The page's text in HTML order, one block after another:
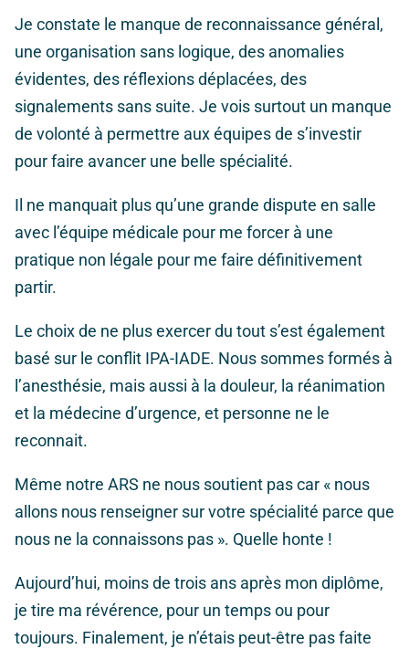
Je constate le manque de reconnaissance général,
une organisation sans logique, des anomalies
évidentes, des réflexions déplacées, des
signalements sans suite. Je vois surtout un manque
de volonté à permettre aux équipes de s’investir
pour faire avancer une belle spécialité.
Il ne manquait plus qu’une grande dispute en salle
avec l’équipe médicale pour me forcer à une
pratique non légale pour me faire définitivement
partir.
Le choix de ne plus exercer du tout s’est également
basé sur le conflit IPA-IADE. Nous sommes formés à
l’anesthésie, mais aussi à la douleur, la réanimation
et la médecine d’urgence, et personne ne le
reconnait.
Même notre ARS ne nous soutient pas car « nous
allons nous renseigner sur votre spécialité parce que
nous ne la connaissons pas ». Quelle honte !
Aujourd’hui, moins de trois ans après mon diplôme,
je tire ma révérence, pour un temps ou pour
toujours. Finalement, je n’étais peut-être pas faite